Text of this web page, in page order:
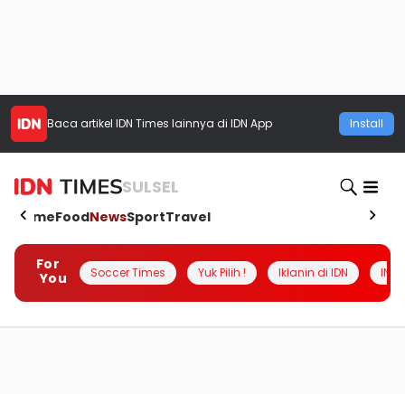
Baca artikel IDN Times lainnya di IDN App Install
SULSEL
HomeFoodNewsSportTravel
For
You
Soccer Times Yuk Pilih ! Iklanin di IDN